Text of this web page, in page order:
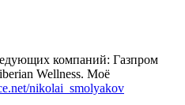
компаний: Газпром
Wellness. Моё
nikolai_smolyakov